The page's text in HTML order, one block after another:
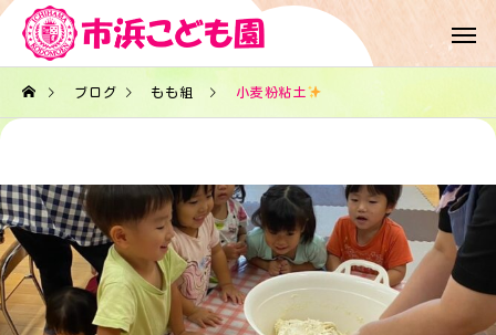
ブログ もも組 小麦粉粘土